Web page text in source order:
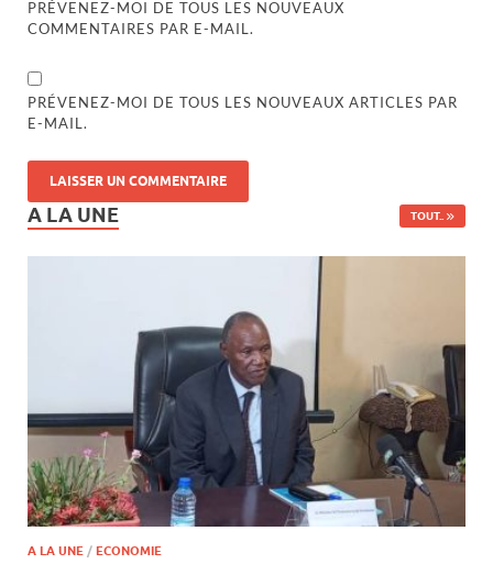
PRÉVENEZ-MOI DE TOUS LES NOUVEAUX
COMMENTAIRES PAR E-MAIL.
PRÉVENEZ-MOI DE TOUS LES NOUVEAUX ARTICLES PAR
E-MAIL.
A LA UNE TOUT..
A LA UNE / ECONOMIE